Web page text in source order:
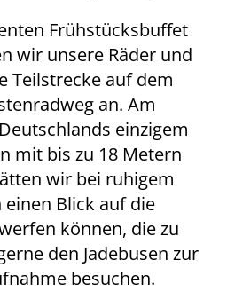
Frühstücksbuffet
wir unsere Räder und
Teilstrecke auf dem
an. Am
einzigem
mit bis zu 18 Metern
wir bei ruhigem
Blick auf die
können, die zu
den Jadebusen zur
besuchen.